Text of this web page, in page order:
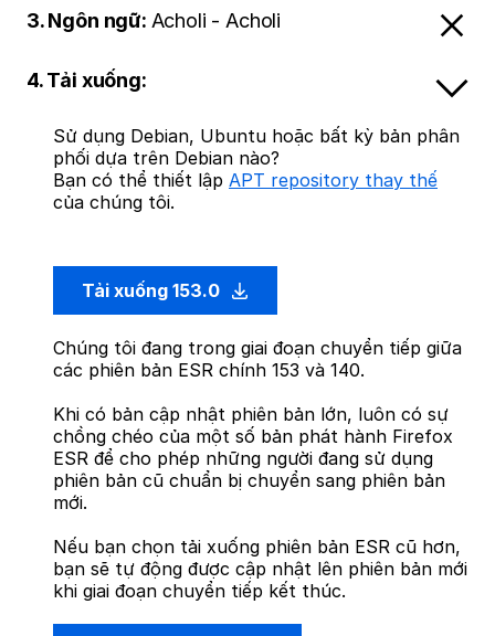
3. Ngôn ngữ: Acholi - Acholi
4. Tải xuống:
Sử dụng Debian, Ubuntu hoặc bất kỳ bản phân
phối dựa trên Debian nào?
Bạn có thể thiết lập APT repository thay thế
của chúng tôi.
Tải xuống 153.0
Chúng tôi đang trong giai đoạn chuyển tiếp giữa
các phiên bản ESR chính 153 và 140.
Khi có bản cập nhật phiên bản lớn, luôn có sự
chồng chéo của một số bản phát hành Firefox
ESR để cho phép những người đang sử dụng
phiên bản cũ chuẩn bị chuyển sang phiên bản
mới.
Nếu bạn chọn tải xuống phiên bản ESR cũ hơn,
bạn sẽ tự động được cập nhật lên phiên bản mới
khi giai đoạn chuyển tiếp kết thúc.